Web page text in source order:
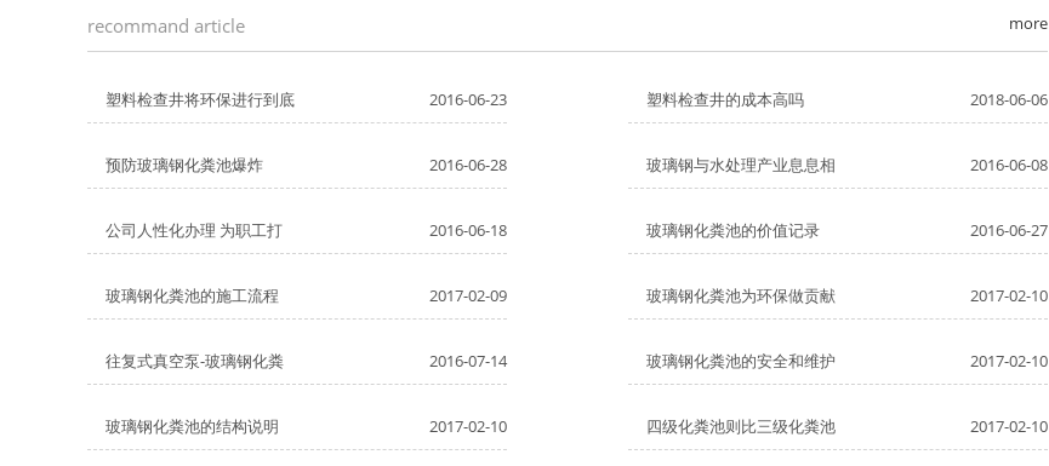
recommand article more
塑料检查井将环保进行到底 2016-06-23 塑料检查井的成本高吗 2018-06-06
预防玻璃钢化粪池爆炸 2016-06-28 玻璃钢与水处理产业息息相 2016-06-08
公司人性化办理 为职工打 2016-06-18 玻璃钢化粪池的价值记录 2016-06-27
玻璃钢化粪池的施工流程 2017-02-09 玻璃钢化粪池为环保做贡献 2017-02-10
往复式真空泵-玻璃钢化粪 2016-07-14 玻璃钢化粪池的安全和维护 2017-02-10
玻璃钢化粪池的结构说明 2017-02-10 四级化粪池则比三级化粪池 2017-02-10